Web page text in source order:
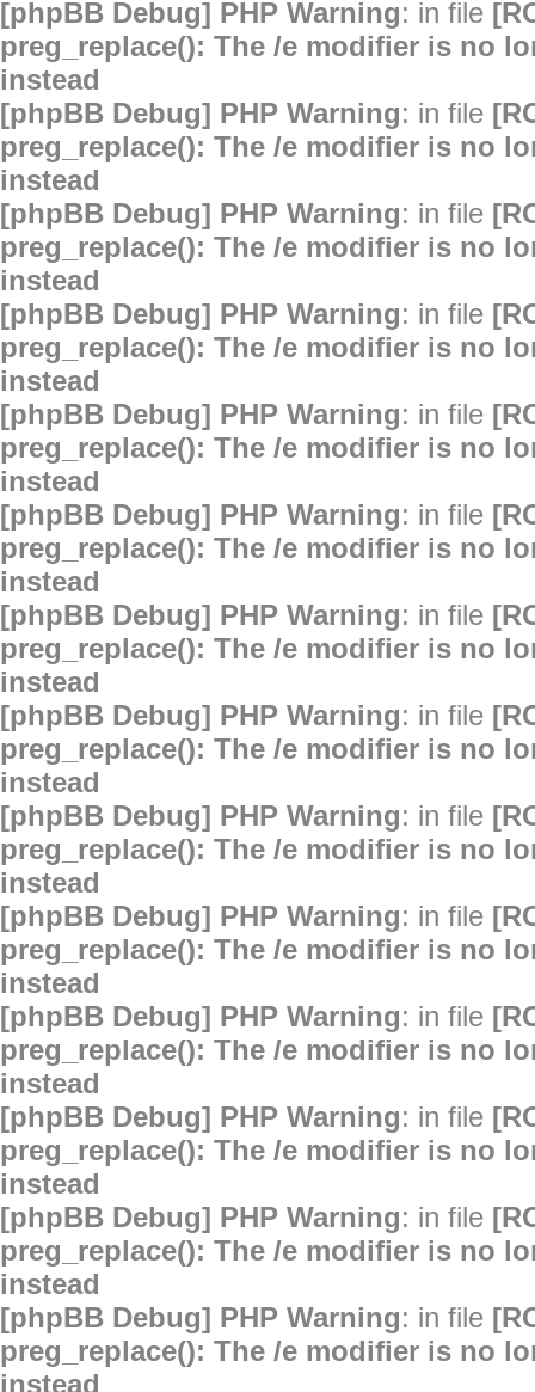
[phpBB Debug] PHP Warning: in file
preg_replace(): The /e modifier is no
instead
[phpBB Debug] PHP Warning: in file
preg_replace(): The /e modifier is no
instead
[phpBB Debug] PHP Warning: in file
preg_replace(): The /e modifier is no
instead
[phpBB Debug] PHP Warning: in file
preg_replace(): The /e modifier is no
instead
[phpBB Debug] PHP Warning: in file
preg_replace(): The /e modifier is no
instead
[phpBB Debug] PHP Warning: in file
preg_replace(): The /e modifier is no
instead
[phpBB Debug] PHP Warning: in file
preg_replace(): The /e modifier is no
instead
[phpBB Debug] PHP Warning: in file
preg_replace(): The /e modifier is no
instead
[phpBB Debug] PHP Warning: in file
preg_replace(): The /e modifier is no
instead
[phpBB Debug] PHP Warning: in file
preg_replace(): The /e modifier is no
instead
[phpBB Debug] PHP Warning: in file
preg_replace(): The /e modifier is no
instead
[phpBB Debug] PHP Warning: in file
preg_replace(): The /e modifier is no
instead
[phpBB Debug] PHP Warning: in file
preg_replace(): The /e modifier is no
instead
[phpBB Debug] PHP Warning: in file
preg_replace(): The /e modifier is no
instead